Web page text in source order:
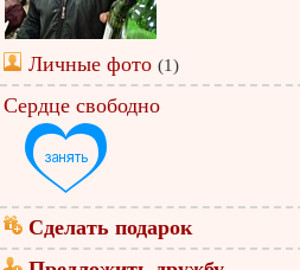
Личные фото (1)
Сердце свободно
Сделать подарок